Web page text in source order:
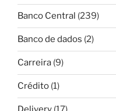
Banco Central (239)
Banco de dados (2)
Carreira (9)
Crédito (1)